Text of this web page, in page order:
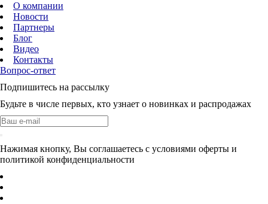
О компании
Новости
Партнеры
Блог
Видео
Контакты
Вопрос-ответ
Подпишитесь на рассылку
Будьте в числе первых, кто узнает о новинках и распродажах
Нажимая кнопку, Вы соглашаетесь с условиями оферты и
политикой конфиденциальности